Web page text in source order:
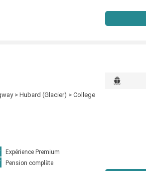
> Hubard (Glacier) > College
Expérience Premium
Pension complète